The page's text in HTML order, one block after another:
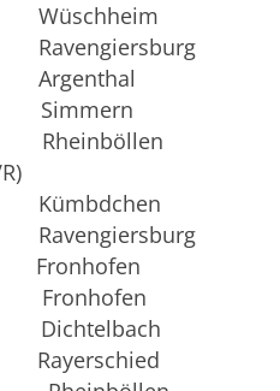
Simmern
Kümbdchen
Fronhofen